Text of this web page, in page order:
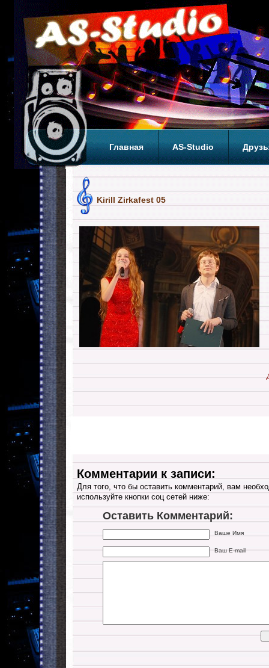
Главная AS-Studio
Kirill Zirkafest 05
Комментарии к записи:
Для того, что бы оставить комментарий, вам
используйте кнопки соц сетей ниже:
Оставить Комментарий:
Ваше Имя
Ваш E-mail